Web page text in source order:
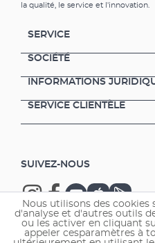
la qualité, le service et l'innovation.
SERVICE
SOCIÉTÉ
INFORMATIONS
SERVICE CLIENTÈLE
SUIVEZ-NOUS
Nous utilisons des
d'analyse et d'autres outils
ou les activer en cliquant
appeler cesparamètres à